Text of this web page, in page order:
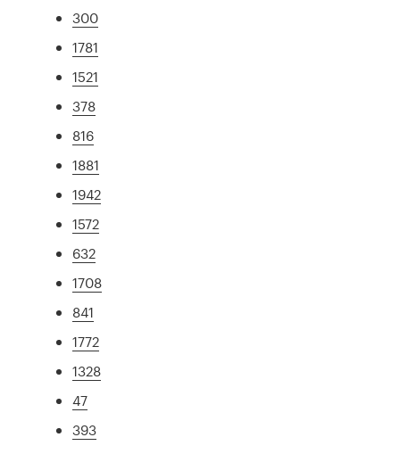
300
1781
1521
378
816
1881
1942
1572
632
1708
841
1772
1328
47
393